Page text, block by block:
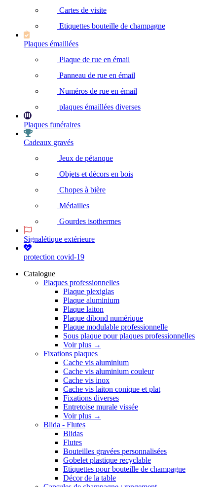
Cartes de visite
Etiquettes bouteille de champagne
Plaques émaillées
Plaque de rue en émail
Panneau de rue en émail
Numéros de rue en émail
plaques émaillées diverses
Plaques funéraires
Cadeaux gravés
Jeux de pétanque
Objets et décors en bois
Chopes à bière
Médailles
Gourdes isothermes
Signalétique extérieure
protection covid-19
Catalogue
Plaques professionnelles
Plaque plexiglas
Plaque aluminium
Plaque laiton
Plaque dibond numérique
Plaque modulable professionnelle
Sous plaque pour plaques professionnelles
Voir plus →
Fixations plaques
Cache vis aluminium
Cache vis aluminium couleur
Cache vis inox
Cache vis laiton conique et plat
Fixations diverses
Entretoise murale vissée
Voir plus →
Blida - Flutes
Blidas
Flutes
Bouteilles gravées personnalisées
Gobelet plastique recyclable
Etiquettes pour bouteille de champagne
Décor de la table